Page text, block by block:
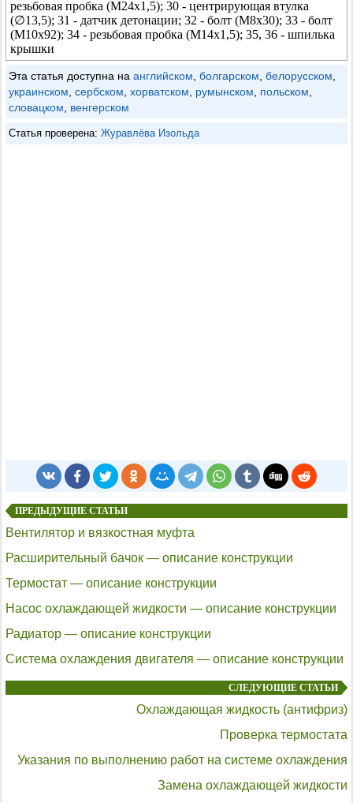
резьбовая пробка (М24x1,5); 30 - центрирующая втулка
(∅13,5); 31 - датчик детонации; 32 - болт (М8x30); 33 - болт
(М10x92); 34 - резьбовая пробка (М14x1,5); 35, 36 - шпилька
крышки
Эта статья доступна на английском, болгарском, белорусском,
украинском, сербском, хорватском, румынском, польском,
словацком, венгерском
Статья проверена: Журавлёва Изольда
ПРЕДЫДУЩИЕ СТАТЬИ
Вентилятор и вязкостная муфта
Расширительный бачок — описание конструкции
Термостат — описание конструкции
Насос охлаждающей жидкости — описание конструкции
Радиатор — описание конструкции
Система охлаждения двигателя — описание конструкции
СЛЕДУЮЩИЕ СТАТЬИ
Охлаждающая жидкость (антифриз)
Проверка термостата
Указания по выполнению работ на системе охлаждения
Замена охлаждающей жидкости